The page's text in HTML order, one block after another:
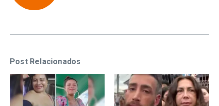
Post Relacionados